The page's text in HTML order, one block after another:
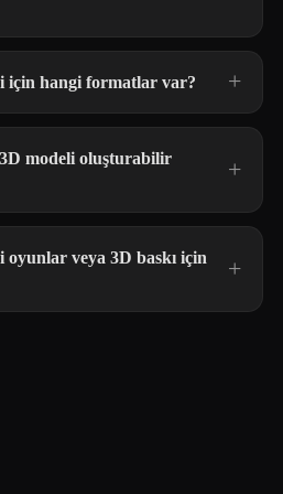
için hangi formatlar var?
modeli oluşturabilir
veya 3D baskı için